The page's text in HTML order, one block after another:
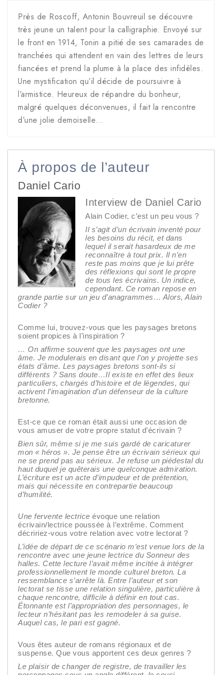
Près de Roscoff, Antonin Bouvreuil se découvre
très jeune un talent pour la calligraphie. Envoyé sur
le front en 1914, Tonin a pitié de ses camarades de
tranchées qui attendent en vain des lettres de leurs
fiancées et prend la plume à la place des infidèles.
Une mystification qu’il décide de poursuivre à
l’armistice. Heureux de répandre du bonheur,
malgré quelques déconvenues, il fait la rencontre
d’une jolie demoiselle…
À propos de l’auteur
Daniel Cario
Interview de Daniel Cario
Alain Codier, c’est un peu vous ?
Il s’agit d’un écrivain inventé pour
les besoins du récit, et dans
lequel il serait hasardeux de me
reconnaître à tout prix. Il n’en
reste pas moins que je lui prête
des réflexions qui sont le propre
de tous les écrivains. Un indice,
cependant. Ce roman repose en
grande partie sur un jeu d’anagrammes… Alors, Alain
Codier ?
Comme lui, trouvez-vous que les paysages bretons
soient propices à l’inspiration ?
… On affirme souvent que les paysages ont une
âme. Je modulerais en disant que l’on y projette ses
états d’âme. Les paysages bretons sont-ils si
différents ? Sans doute…Il existe en effet des lieux
particuliers, chargés d’histoire et de légendes, qui
activent l’imagination d’un défenseur de la culture
bretonne.
Est-ce que ce roman était aussi une occasion de
vous amuser de votre propre statut d’écrivain ?
Bien sûr, même si je me suis gardé de caricaturer
mon « héros ». Je pense être un écrivain sérieux qui
ne se prend pas au sérieux. Je refuse un piédestal du
haut duquel je quêterais une quelconque admiration.
L’écriture est un acte d’impudeur et de prétention,
mais qui nécessite en contrepartie beaucoup
d’humilité.
Une fervente lectrice évoque une relation
écrivain/lectrice poussée à l’extrême. Comment
décririez-vous votre relation avec votre lectorat ?
L’idée de départ de ce scénario m’est venue lors de la
rencontre avec une jeune lectrice du Sonneur des
halles. Cette lecture l’avait même incitée à intégrer
professionnellement le monde culturel breton. La
ressemblance s’arrête là. Entre l’auteur et son
lectorat se tisse une relation singulière, particulière à
chaque rencontre, difficile à définir en tout cas.
Étonnante est l’appropriation des personnages, le
lecteur n’hésitant pas les remodeler à sa guise.
Auquel cas, le pari est gagné.
Vous êtes auteur de romans régionaux et de
suspense. Que vous apportent ces deux genres ?
Le plaisir de changer de registre, de travailler les